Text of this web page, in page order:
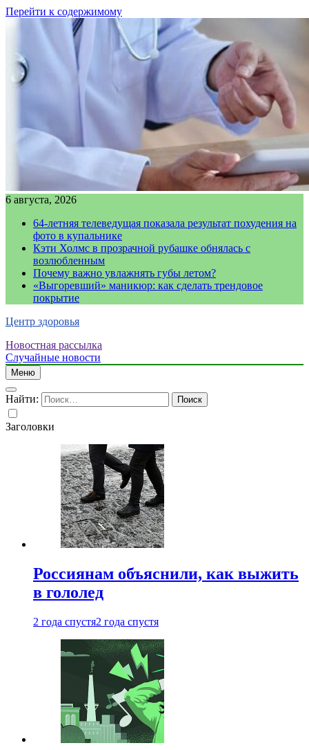
Перейти к содержимому
6 августа, 2026
64-летняя телеведущая показала результат похудения на
фото в купальнике
Кэти Холмс в прозрачной рубашке обнялась с
возлюбленным
Почему важно увлажнять губы летом?
«Выгоревший» маникюр: как сделать трендовое
покрытие
Центр здоровья
Новостная рассылка
Случайные новости
Меню
Найти:
Заголовки
Россиянам объяснили, как выжить
в гололед
2 года спустя2 года спустя